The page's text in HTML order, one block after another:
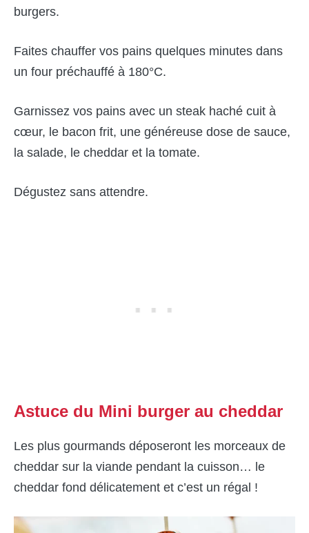
burgers.
Faites chauffer vos pains quelques minutes dans
un four préchauffé à 180°C.
Garnissez vos pains avec un steak haché cuit à
cœur, le bacon frit, une généreuse dose de sauce,
la salade, le cheddar et la tomate.
Dégustez sans attendre.
Astuce du Mini burger au cheddar
Les plus gourmands déposeront les morceaux de
cheddar sur la viande pendant la cuisson… le
cheddar fond délicatement et c’est un régal !